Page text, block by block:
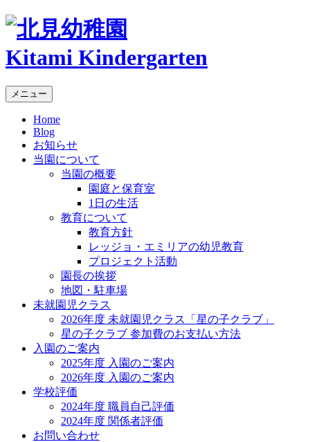
Kitami Kindergarten
メニュー
Home
Blog
お知らせ
当園について
当園の概要
園庭と保育室
1日の生活
教育について
教育方針
レッジョ・エミリアの幼児教育
プロジェクト活動
園長の挨拶
地図・駐車場
未就園児クラス
2026年度 未就園児クラス「星の子クラブ」
星の子クラブ 参加費のお支払い方法
入園のご案内
2025年度 入園のご案内
2026年度 入園のご案内
学校評価
2024年度 職員自己評価
2024年度 関係者評価
お問い合わせ